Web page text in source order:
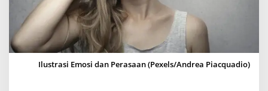
i
r
a
Ilustrasi Emosi dan Perasaan (Pexels/Andrea Piacquadio)